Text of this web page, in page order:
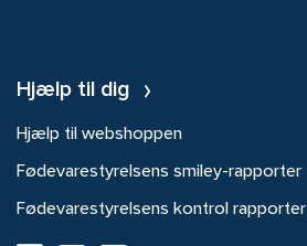
Hjælp til dig
Hjælp til webshoppen
Fødevarestyrelsens smiley-rapporter
Fødevarestyrelsens kontrol rapporter